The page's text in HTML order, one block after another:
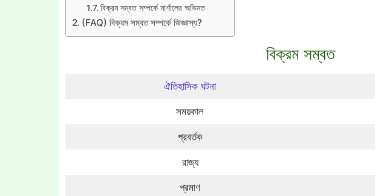
বিক্রম সম্বত সম্পর্কে মার্শালের অভিমত
(FAQ) বিক্রম সম্বত সম্পর্কে জিজ্ঞাস্য?
বিক্রম সম্বত
ঐতিহাসিক ঘটনা
সময়কাল
প্রবর্তক
রাজ্য
প্রমাণ